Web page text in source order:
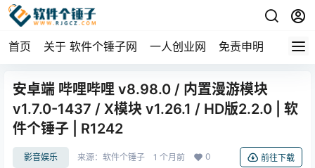
首页 关于 软件个锤子网 一人创业网 免责申明
安卓端 哔哩哔哩 v8.98.0 / 内置漫游模块
v1.7.0-1437 / X模块 v1.26.1 / HD版2.2.0 | 软
件个锤子 | R1242
影音娱乐 来源： 软件个锤子 1 个月前 0 前往下载